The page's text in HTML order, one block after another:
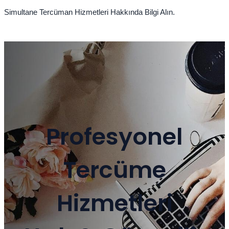
Simultane Tercüman Hizmetleri Hakkında Bilgi Alın.
Profesyonel
Tercüme
Hizmetleri